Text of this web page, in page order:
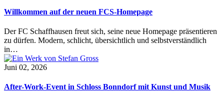
Willkommen auf der neuen FCS-Homepage
Der FC Schaffhausen freut sich, seine neue Homepage präsentieren
zu dürfen. Modern, schlicht, übersichtlich und selbstverständlich
in…
Juni 02, 2026
After-Work-Event in Schloss Bonndorf mit Kunst und Musik